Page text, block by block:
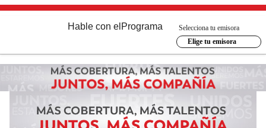
Hable con el Programa
Selecciona tu emisora
Elige tu emisora